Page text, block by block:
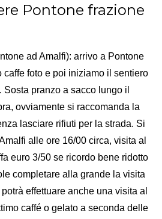
Pontone frazione
ad Amalfi): arrivo a Pontone
caffe foto e poi iniziamo il sentiero
pranzo a sacco lungo il
ovviamente si raccomanda la
lasciare rifiuti per la strada. Si
alle ore 16/00 circa, visita al
euro 3/50 se ricordo bene ridotto
completare alla grande la visita
effettuare anche una visita al
caffé o gelato a seconda delle